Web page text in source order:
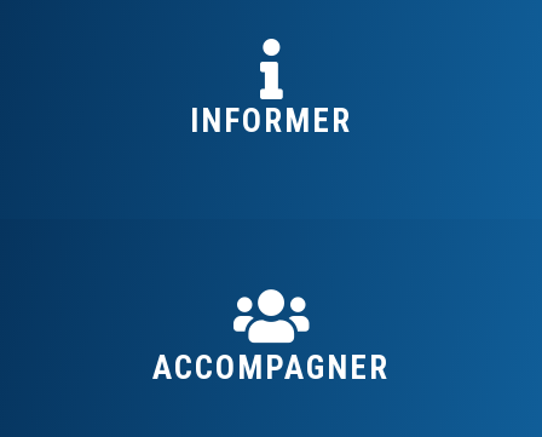
INFORMER
ACCOMPAGNER